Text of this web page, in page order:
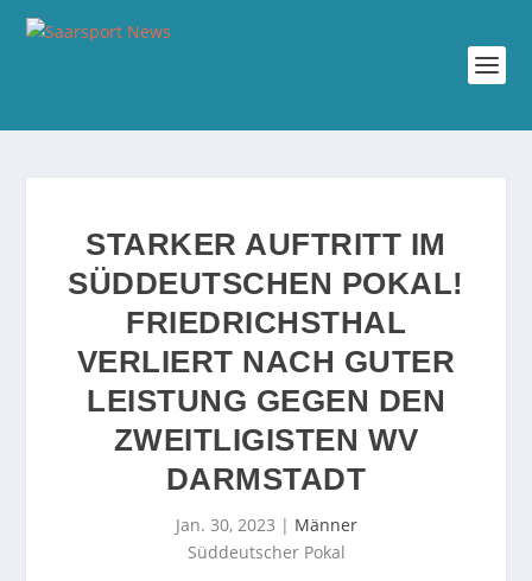
STARKER AUFTRITT IM
SÜDDEUTSCHEN POKAL!
FRIEDRICHSTHAL
VERLIERT NACH GUTER
LEISTUNG GEGEN DEN
ZWEITLIGISTEN WV
DARMSTADT
Jan. 30, 2023 | Männer
Süddeutscher Pokal